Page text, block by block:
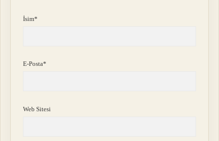
İsim*
E-Posta*
Web Sitesi